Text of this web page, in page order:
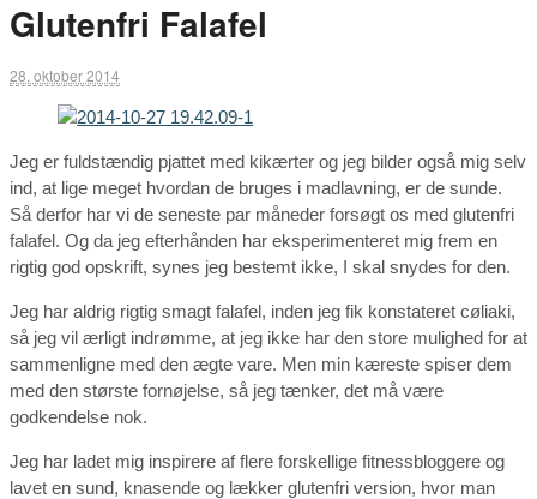
Glutenfri Falafel
28. oktober 2014
Jeg er fuldstændig pjattet med kikærter og jeg bilder også mig selv
ind, at lige meget hvordan de bruges i madlavning, er de sunde.
Så derfor har vi de seneste par måneder forsøgt os med glutenfri
falafel. Og da jeg efterhånden har eksperimenteret mig frem en
rigtig god opskrift, synes jeg bestemt ikke, I skal snydes for den.
Jeg har aldrig rigtig smagt falafel, inden jeg fik konstateret cøliaki,
så jeg vil ærligt indrømme, at jeg ikke har den store mulighed for at
sammenligne med den ægte vare. Men min kæreste spiser dem
med den største fornøjelse, så jeg tænker, det må være
godkendelse nok.
Jeg har ladet mig inspirere af flere forskellige fitnessbloggere og
lavet en sund, knasende og lækker glutenfri version, hvor man